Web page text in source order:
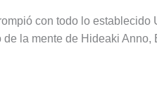
con todo lo
la mente de Hideaki